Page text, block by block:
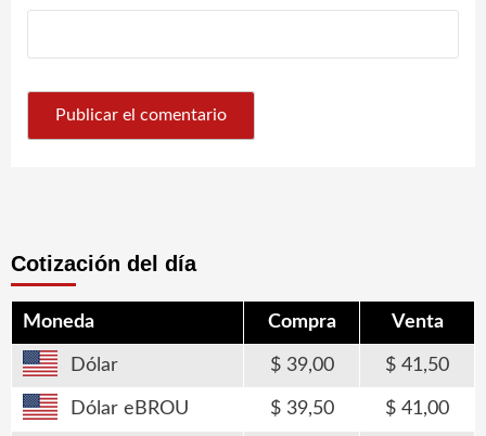
Cotización del día
Moneda Compra Venta
Dólar 39,00 41,50
Dólar eBROU 39,50 41,00